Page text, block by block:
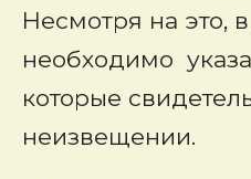
Несмотря на это,
необходимо
которые
неизвещении.